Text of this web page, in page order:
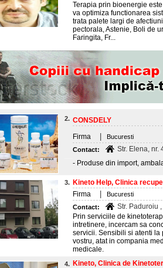
Terapia prin bioenergie
va optimiza functionarea
trata palete largi de
pectorala, Astenie, Boli de
Faringita, Fr...
2. CONSDELY
Firma
Bucuresti
Contact:
Str. Elena, nr.
- Produse din import,
3. Kineto Help, Clinica
Firma
Bucuresti
Contact:
Str. Paduroiu ,
Prin serviciile de
intretinere, incercam sa
servicii. Sensibili si atenti la
vostru, atat in compania
medicale.
4. Kineto, Clinica de